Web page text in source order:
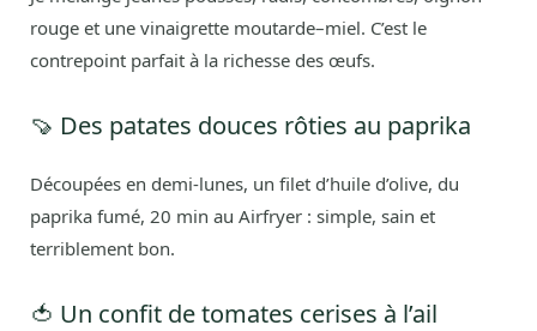
rouge et une vinaigrette moutarde–miel. C’est le
contrepoint parfait à la richesse des œufs.
🍠 Des patates douces rôties au paprika
Découpées en demi-lunes, un filet d’huile d’olive, du
paprika fumé, 20 min au Airfryer : simple, sain et
terriblement bon.
🍅 Un confit de tomates cerises à l’ail